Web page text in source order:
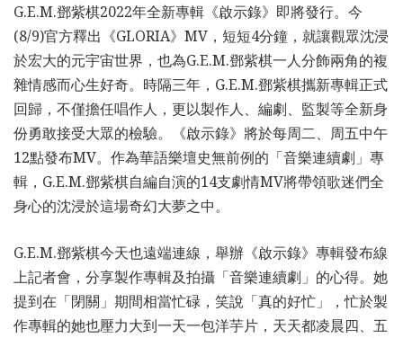
G.E.M.鄧紫棋2022年全新專輯《啟示錄》即將發行。今
(8/9)官方釋出《GLORIA》MV，短短4分鐘，就讓觀眾沈浸
於宏大的元宇宙世界，也為G.E.M.鄧紫棋一人分飾兩角的複
雜情感而心生好奇。時隔三年，G.E.M.鄧紫棋攜新專輯正式
回歸，不僅擔任唱作人，更以製作人、編劇、監製等全新身
份勇敢接受大眾的檢驗。《啟示錄》將於每周二、周五中午
12點發布MV。作為華語樂壇史無前例的「音樂連續劇」專
輯，G.E.M.鄧紫棋自編自演的14支劇情MV將帶領歌迷們全
身心的沈浸於這場奇幻大夢之中。
G.E.M.鄧紫棋今天也遠端連線，舉辦《啟示錄》專輯發布線
上記者會，分享製作專輯及拍攝「音樂連續劇」的心得。她
提到在「閉關」期間相當忙碌，笑說「真的好忙」，忙於製
作專輯的她也壓力大到一天一包洋芋片，天天都凌晨四、五